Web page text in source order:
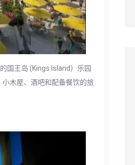
国王岛 (Kings Island）乐园
木屋、酒吧和配备餐饮的旅